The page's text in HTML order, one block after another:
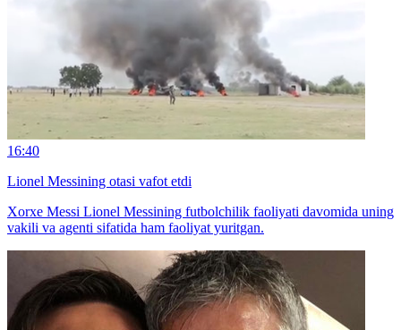
16:40
Lionel Messining otasi vafot etdi
Xorxe Messi Lionel Messining futbolchilik faoliyati davomida uning
vakili va agenti sifatida ham faoliyat yuritgan.